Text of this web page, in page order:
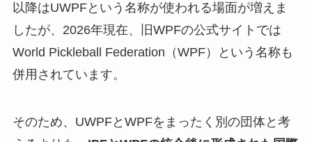
以降はUWPFという名称が使われる場面が増えま
したが、2026年現在、旧WPFの公式サイトでは
World Pickleball Federation（WPF）という名称も
併用されています。
そのため、UWPFとWPFをまったく別の団体と考